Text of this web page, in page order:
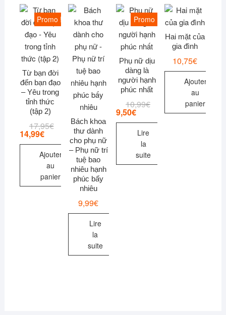
Promo !
Từ bạn đời
đến bạn đạo
– Yêu trong
tỉnh thức
(tập 2)
17,95€Le
était :
17,95€.
14,99€
Le
actuel
est :
14,99€.
Ajouter
au
panier
Bách khoa
thư dành
cho phụ nữ
– Phụ nữ trí
tuệ bao
nhiêu hạnh
phúc bấy
nhiêu
9,99€
Lire
la
suite
Promo !
Phụ nữ dịu
dàng là
người hạnh
phúc nhất
10,99€Le
était :
9,50€
Le
est :
Lire
la
suite
Hai mặt của
gia đình
10,75€
Ajouter
au
panier